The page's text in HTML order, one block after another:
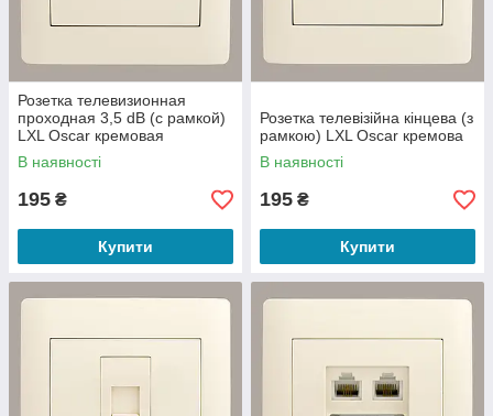
Розетка телевизионная
проходная 3,5 dB (с рамкой)
LXL Oscar кремовая
В наявності
195 ₴
Купити
Розетка телевізійна кінцева (з
рамкою) LXL Oscar кремова
В наявності
195 ₴
Купити